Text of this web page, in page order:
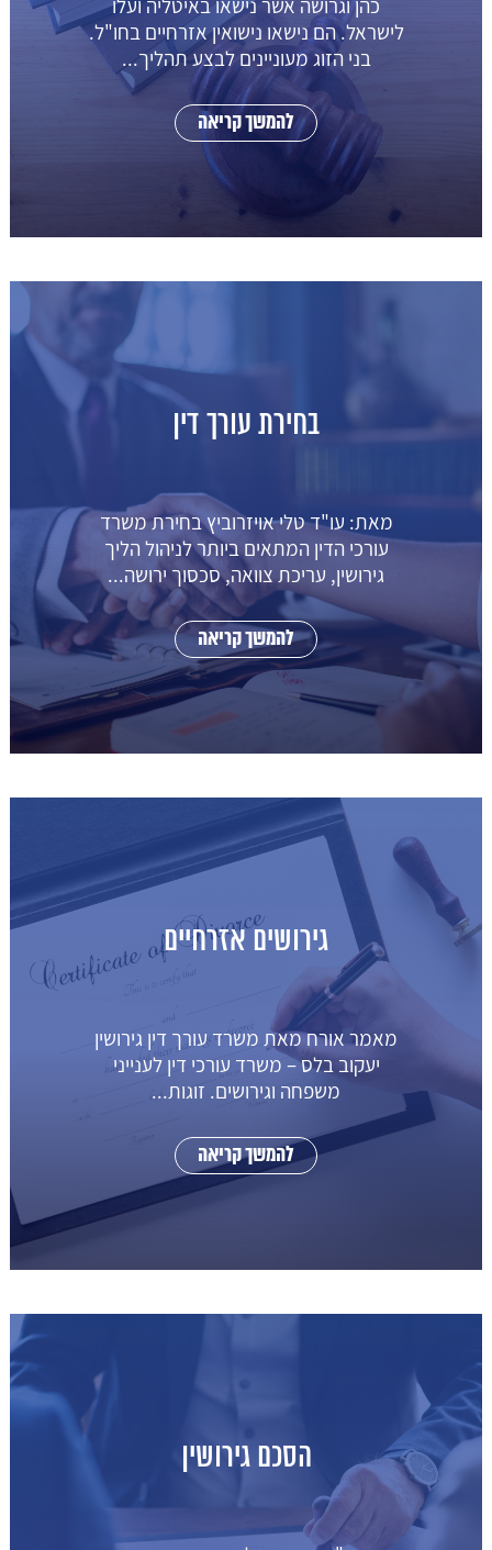
כהן וגרושה אשר נישאו באיטליה ועלו
לישראל. הם נישאו נישואין אזרחיים בחו"ל.
בני הזוג מעוניינים לבצע תהליך...
להמשך קריאה
בחירת עורך דין
מאת: עו"ד טלי אויזרוביץ בחירת משרד
עורכי הדין המתאים ביותר לניהול הליך
גירושין, עריכת צוואה, סכסוך ירושה...
להמשך קריאה
גירושים אזרחיים
מאמר אורח מאת משרד עורך דין גירושין
יעקוב בלס – משרד עורכי דין לענייני
משפחה וגירושים. זוגות...
להמשך קריאה
הסכם גירושין